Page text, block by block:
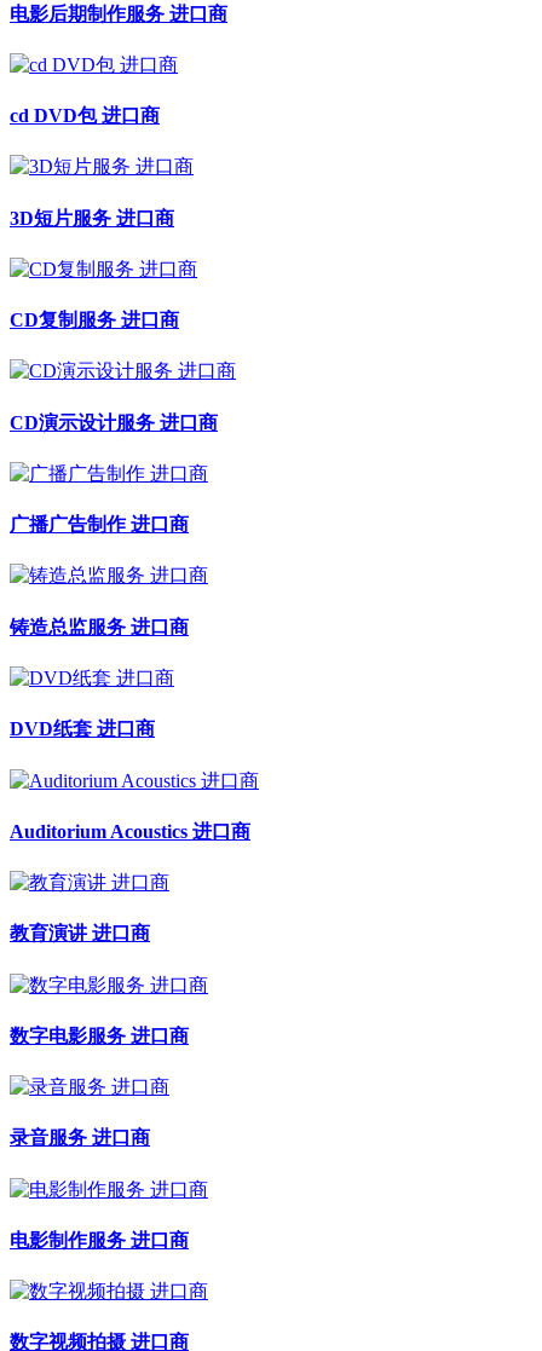
电影后期制作服务 进口商
cd DVD包 进口商
3D短片服务 进口商
CD复制服务 进口商
CD演示设计服务 进口商
广播广告制作 进口商
铸造总监服务 进口商
DVD纸套 进口商
Auditorium Acoustics 进口商
教育演讲 进口商
数字电影服务 进口商
录音服务 进口商
电影制作服务 进口商
数字视频拍摄 进口商